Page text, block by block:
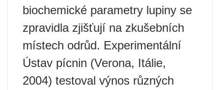
biochemické parametry lupiny se
zpravidla zjišťují na zkušebních
místech odrůd. Experimentální
Ústav pícnin (Verona, Itálie,
2004) testoval výnos různých